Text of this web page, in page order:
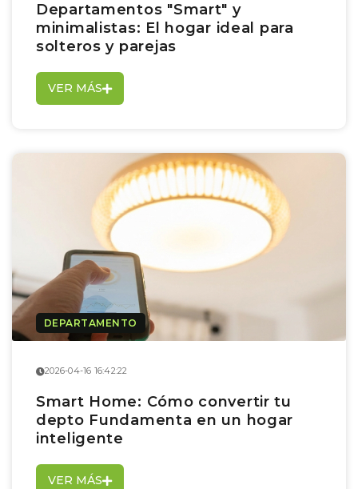
Departamentos "Smart" y
minimalistas: El hogar ideal para
solteros y parejas
VER MÁS
DEPARTAMENTO
2026-04-16 16:42:22
Smart Home: Cómo convertir tu
depto Fundamenta en un hogar
inteligente
VER MÁS